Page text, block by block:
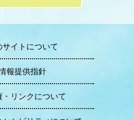
サイトについて
報提供指針
・リンクについて